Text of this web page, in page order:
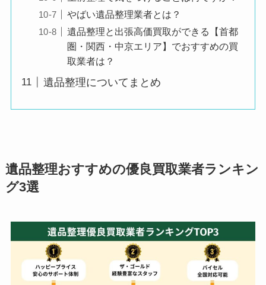
やばい遺品整理業者とは？
遺品整理と出張高価買取ができる【首都
圏・関西・中京エリア】でおすすめの買
取業者は？
遺品整理についてまとめ
遺品整理おすすめの優良買取業者ランキン
グ3選